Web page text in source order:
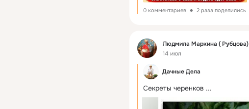
0 комментариев 2 раза поделились
Фид Людмила Маркина ( Рубцова)
14 июл
Дачные Дела
Секреты черенков ...